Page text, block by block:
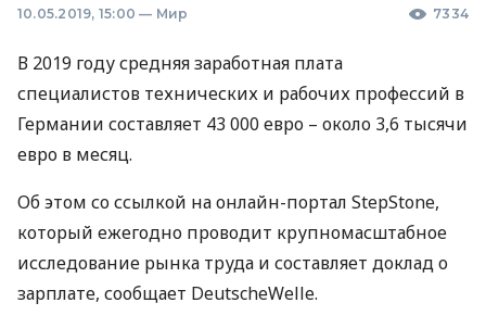
10.05.2019, 15:00 — Мир 7334
В 2019 году средняя заработная плата
специалистов технических и рабочих профессий в
Германии составляет 43 000 евро – около 3,6 тысячи
евро в месяц.
Об этом со ссылкой на онлайн-портал StepStone,
который ежегодно проводит крупномасштабное
исследование рынка труда и составляет доклад о
зарплате, сообщает DeutscheWelle.